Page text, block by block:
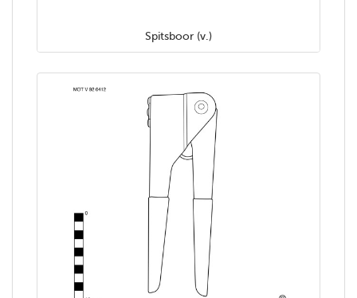
Spitsboor (v.)